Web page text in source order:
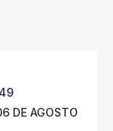
DE AGOSTO